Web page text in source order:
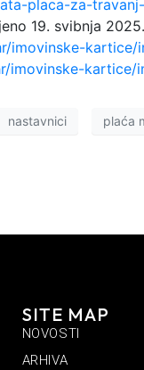
placa-za-
19. svibnja
imovinske-
imovinske-
nastavnici plaća
SITE MAP
NOVOSTI
ARHIVA